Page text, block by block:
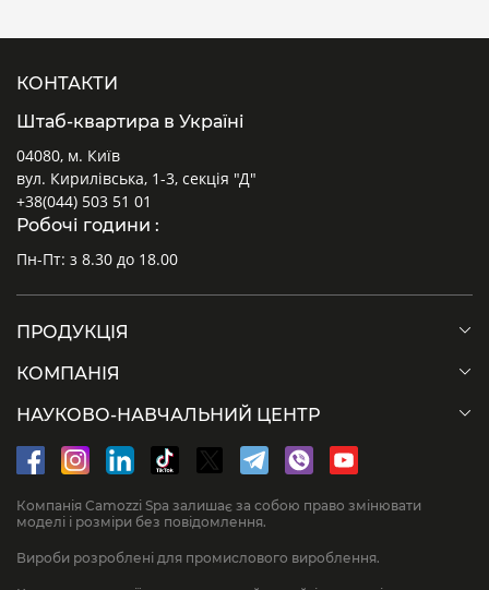
КОНТАКТИ
Штаб-квартира в Україні
04080, м. Київ
вул. Кирилівська, 1-3, секція "Д"
+38(044) 503 51 01
Робочі години :
Пн-Пт: з 8.30 до 18.00
ПРОДУКЦІЯ
КОМПАНІЯ
НАУКОВО-НАВЧАЛЬНИЙ ЦЕНТР
Компанія Camozzi Spa залишає за собою право змінювати
моделі і розміри без повідомлення.
Вироби розроблені для промислового вироблення.